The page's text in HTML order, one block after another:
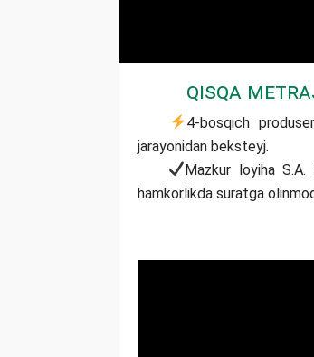
Qisqa
4-bosqich
jarayonidan beksteyj.
Mazkur loyiha S.A.
hamkorlikda suratga